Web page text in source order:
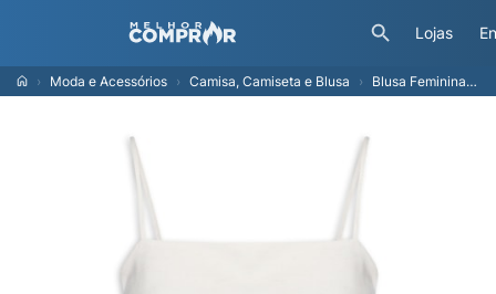
Lojas
Moda e Acessórios Camisa, Camiseta e Blusa Blusa Feminina Decote Costas Degage - Off White